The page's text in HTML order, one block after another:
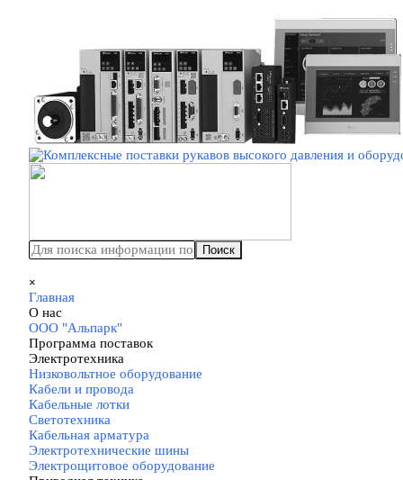
Поиск
×
Главная
О нас
ООО "Альпарк"
Программа поставок
Электротехника
Низковольтное оборудование
Кабели и провода
Кабельные лотки
Светотехника
Кабельная арматура
Электротехнические шины
Электрощитовое оборудование